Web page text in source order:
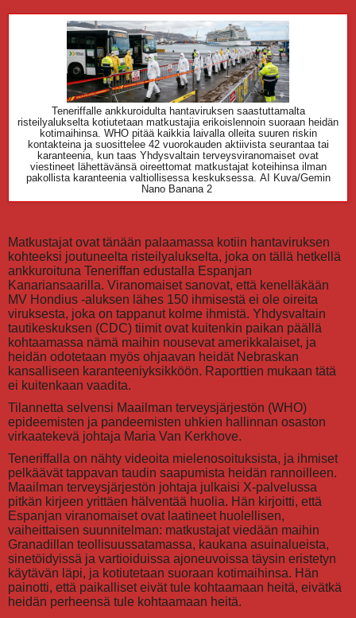
Teneriffalle ankkuroidulta hantaviruksen saastuttamalta
risteilyalukselta kotiutetaan matkustajia erikoislennoin suoraan heidän
kotimaihinsa. WHO pitää kaikkia laivalla olleita suuren riskin
kontakteina ja suosittelee 42 vuorokauden aktiivista seurantaa tai
karanteenia, kun taas Yhdysvaltain terveysviranomaiset ovat
viestineet lähettävänsä oireettomat matkustajat koteihinsa ilman
pakollista karanteenia valtiollisessa keskuksessa. AI Kuva/Gemin
Nano Banana 2
Matkustajat ovat tänään palaamassa kotiin hantaviruksen
kohteeksi joutuneelta risteilyalukselta, joka on tällä hetkellä
ankkuroituna Teneriffan edustalla Espanjan
Kanariansaarilla. Viranomaiset sanovat, että kenelläkään
MV Hondius -aluksen lähes 150 ihmisestä ei ole oireita
viruksesta, joka on tappanut kolme ihmistä. Yhdysvaltain
tautikeskuksen (CDC) tiimit ovat kuitenkin paikan päällä
kohtaamassa nämä maihin nousevat amerikkalaiset, ja
heidän odotetaan myös ohjaavan heidät Nebraskan
kansalliseen karanteeniyksikköön. Raporttien mukaan tätä
ei kuitenkaan vaadita.
Tilannetta selvensi Maailman terveysjärjestön (WHO)
epideemisten ja pandeemisten uhkien hallinnan osaston
virkaatekevä johtaja Maria Van Kerkhove.
Teneriffalla on nähty videoita mielenosoituksista, ja ihmiset
pelkäävät tappavan taudin saapumista heidän rannoilleen.
Maailman terveysjärjestön johtaja julkaisi X-palvelussa
pitkän kirjeen yrittäen hälventää huolia. Hän kirjoitti, että
Espanjan viranomaiset ovat laatineet huolellisen,
vaiheittaisen suunnitelman: matkustajat viedään maihin
Granadillan teollisuussatamassa, kaukana asuinalueista,
sinetöidyissä ja vartioiduissa ajoneuvoissa täysin eristetyn
käytävän läpi, ja kotiutetaan suoraan kotimaihinsa. Hän
painotti, että paikalliset eivät tule kohtaamaan heitä, eivätkä
heidän perheensä tule kohtaamaan heitä.